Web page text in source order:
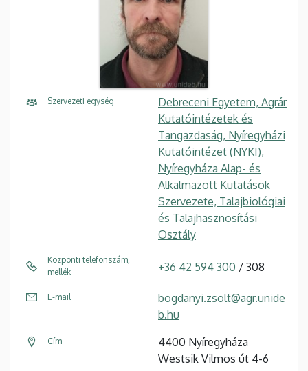
Szervezeti egység
Debreceni Egyetem, Agrár
Kutatóintézetek és
Tangazdaság, Nyíregyházi
Kutatóintézet (NYKI),
Nyíregyháza Alap- és
Alkalmazott Kutatások
Szervezete, Talajbiológiai
és Talajhasznosítási
Osztály
Központi telefonszám,
mellék
+36 42 594 300 / 308
E-mail
bogdanyi.zsolt@agr.unide
b.hu
Cím
4400 Nyíregyháza
Westsik Vilmos út 4-6